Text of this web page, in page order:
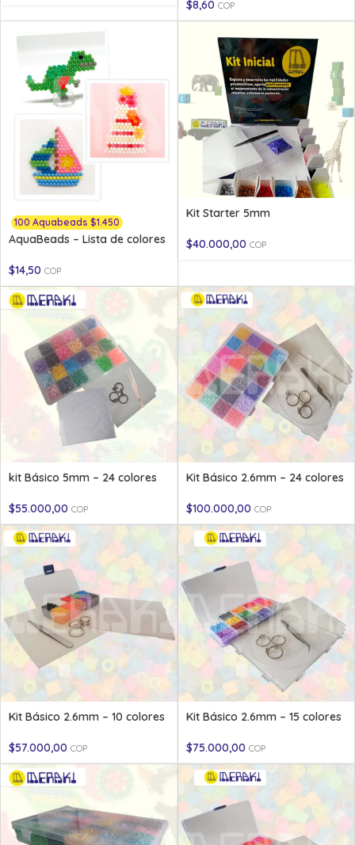
$8,60 COP
100 Aquabeads $1.450
AquaBeads – Lista de colores
$14,50 COP
Kit Starter 5mm
$40.000,00 COP
kit Básico 5mm – 24 colores
$55.000,00 COP
Kit Básico 2.6mm – 24 colores
$100.000,00 COP
Kit Básico 2.6mm – 10 colores
$57.000,00 COP
Kit Básico 2.6mm – 15 colores
$75.000,00 COP